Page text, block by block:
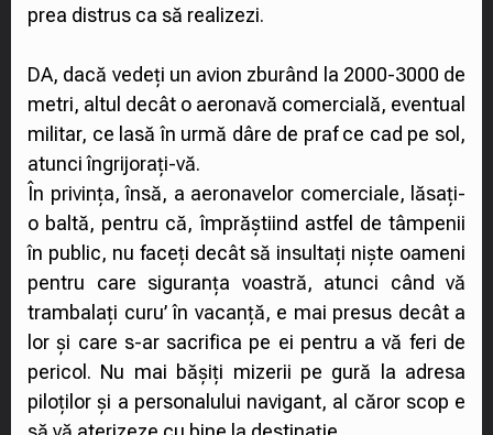
prea distrus ca să realizezi.
DA, dacă vedeți un avion zburând la 2000-3000 de
metri, altul decât o aeronavă comercială, eventual
militar, ce lasă în urmă dâre de praf ce cad pe sol,
atunci îngrijorați-vă.
În privința, însă, a aeronavelor comerciale, lăsați-
o baltă, pentru că, împrăștiind astfel de tâmpenii
în public, nu faceți decât să insultați niște oameni
pentru care siguranța voastră, atunci când vă
trambalați curu’ în vacanță, e mai presus decât a
lor și care s-ar sacrifica pe ei pentru a vă feri de
pericol. Nu mai bășiți mizerii pe gură la adresa
piloților și a personalului navigant, al căror scop e